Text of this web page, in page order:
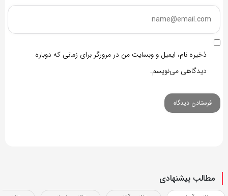
ذخیره نام، ایمیل و وبسایت من در مرورگر برای زمانی که دوباره
دیدگاهی می‌نویسم.
مطالب پیشنهادی